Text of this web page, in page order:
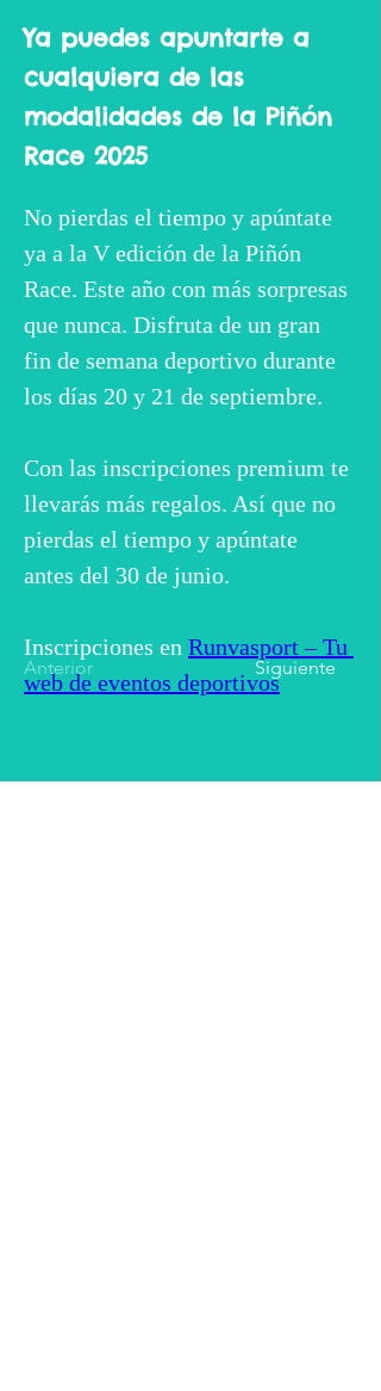
Ya puedes apuntarte a
cualquiera de las
modalidades de la Piñón
Race 2025
Anterior Siguiente
No pierdas el tiempo y apúntate
ya a la V edición de la Piñón
Race. Este año con más sorpresas
que nunca. Disfruta de un gran
fin de semana deportivo durante
los días 20 y 21 de septiembre.
Con las inscripciones premium te
llevarás más regalos. Así que no
pierdas el tiempo y apúntate
antes del 30 de junio.
Inscripciones en Runvasport – Tu
web de eventos deportivos